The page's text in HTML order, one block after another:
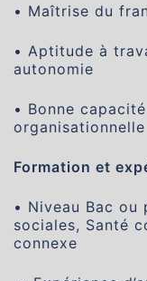
• Maîtrise du
• Aptitude à
autonomie
• Bonne
organisationnelle
Formation et
• Niveau Bac ou
sociales, Santé
connexe